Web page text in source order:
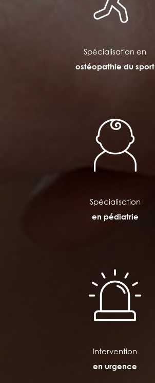
Spécialisation en
ostéopathie du sport
Spécialisation
en pédiatrie
Intervention
en urgence